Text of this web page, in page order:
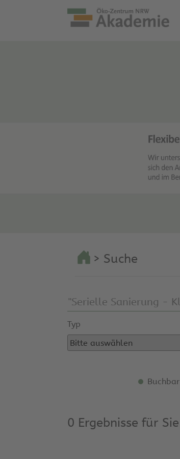
> Suche
Typ
Buchbar
0 Ergebnisse für Sie